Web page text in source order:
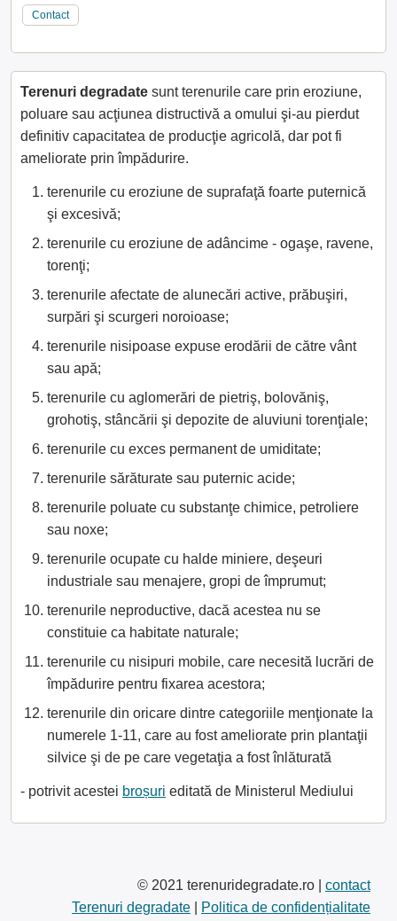
Contact
Terenuri degradate sunt terenurile care prin eroziune,
poluare sau acţiunea distructivă a omului şi-au pierdut
definitiv capacitatea de producţie agricolă, dar pot fi
ameliorate prin împădurire.
terenurile cu eroziune de suprafaţă foarte puternică
şi excesivă;
terenurile cu eroziune de adâncime - ogaşe, ravene,
torenţi;
terenurile afectate de alunecări active, prăbuşiri,
surpări şi scurgeri noroioase;
terenurile nisipoase expuse erodării de către vânt
sau apă;
terenurile cu aglomerări de pietriş, bolovăniş,
grohotiş, stâncării şi depozite de aluviuni torenţiale;
terenurile cu exces permanent de umiditate;
terenurile sărăturate sau puternic acide;
terenurile poluate cu substanţe chimice, petroliere
sau noxe;
terenurile ocupate cu halde miniere, deşeuri
industriale sau menajere, gropi de împrumut;
terenurile neproductive, dacă acestea nu se
constituie ca habitate naturale;
terenurile cu nisipuri mobile, care necesită lucrări de
împădurire pentru fixarea acestora;
terenurile din oricare dintre categoriile menţionate la
numerele 1-11, care au fost ameliorate prin plantaţii
silvice şi de pe care vegetaţia a fost înlăturată
- potrivit acestei broșuri editată de Ministerul Mediului
© 2021 terenuridegradate.ro | contact
Terenuri degradate
Politica de confidențialitate